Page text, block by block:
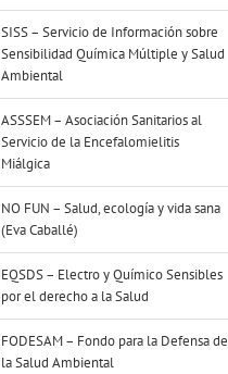
SISS – Servicio de Información sobre
Sensibilidad Química Múltiple y Salud
Ambiental
ASSSEM – Asociación Sanitarios al
Servicio de la Encefalomielitis
Miálgica
NO FUN – Salud, ecología y vida sana
(Eva Caballé)
EQSDS – Electro y Químico Sensibles
por el derecho a la Salud
FODESAM – Fondo para la Defensa de
la Salud Ambiental